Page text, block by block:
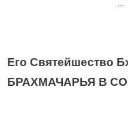
Его Святейшество
БРАХМАЧАРЬЯ В